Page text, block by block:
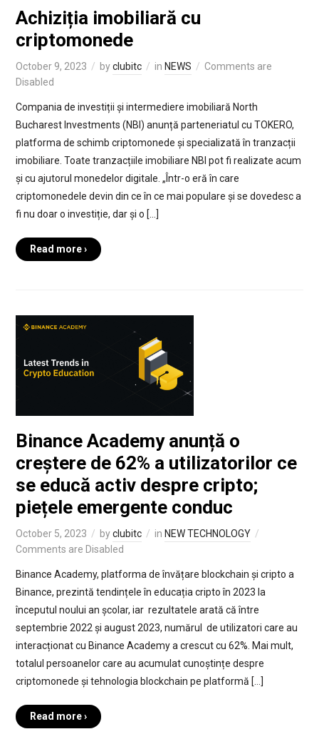
Achiziția imobiliară cu
criptomonede
October 9, 2023 byclubitc in NEWS
Comments are
Disabled
Compania de investiții și intermediere imobiliară North
Bucharest Investments (NBI) anunță parteneriatul cu TOKERO,
platforma de schimb criptomonede și specializată în tranzacții
imobiliare. Toate tranzacțiile imobiliare NBI pot fi realizate acum
și cu ajutorul monedelor digitale. „Într-o eră în care
criptomonedele devin din ce în ce mai populare și se dovedesc a
fi nu doar o investiție, dar și o […]
Read more ›
Binance Academy anunță o
creștere de 62% a utilizatorilor ce
se educă activ despre cripto;
piețele emergente conduc
October 5, 2023 byclubitc in NEW TECHNOLOGY
Comments are Disabled
Binance Academy, platforma de învățare blockchain și cripto a
Binance, prezintă tendințele în educația cripto în 2023 la
începutul noului an școlar, iar rezultatele arată că între
septembrie 2022 și august 2023, numărul de utilizatori care au
interacționat cu Binance Academy a crescut cu 62%. Mai mult,
totalul persoanelor care au acumulat cunoștințe despre
criptomonede și tehnologia blockchain pe platformă […]
Read more ›